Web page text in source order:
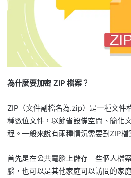
為什麼要加密 ZIP 檔案？
ZIP（文件副檔名為.zip）是一種文件
種數位文件，以節省設備空間、簡化
程。一般來說有兩種情況需要對ZIP檔
首先是在公共電腦上儲存一些個人檔
腦，也可以是其他家庭可以訪問的家